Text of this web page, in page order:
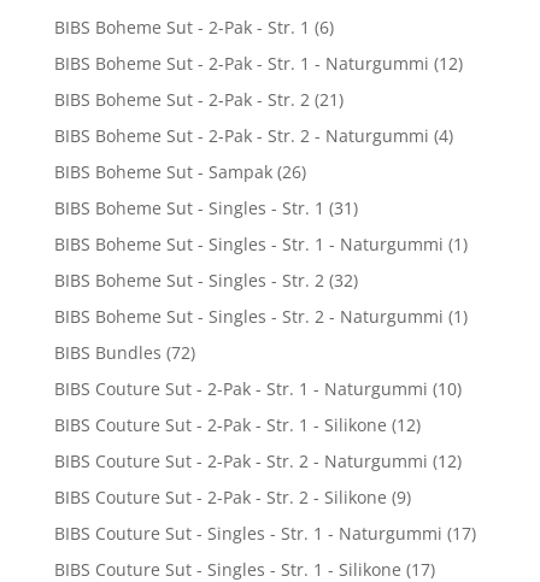
BIBS Boheme Sut - 2-Pak - Str. 1 (6)
BIBS Boheme Sut - 2-Pak - Str. 1 - Naturgummi (12)
BIBS Boheme Sut - 2-Pak - Str. 2 (21)
BIBS Boheme Sut - 2-Pak - Str. 2 - Naturgummi (4)
BIBS Boheme Sut - Sampak (26)
BIBS Boheme Sut - Singles - Str. 1 (31)
BIBS Boheme Sut - Singles - Str. 1 - Naturgummi (1)
BIBS Boheme Sut - Singles - Str. 2 (32)
BIBS Boheme Sut - Singles - Str. 2 - Naturgummi (1)
BIBS Bundles (72)
BIBS Couture Sut - 2-Pak - Str. 1 - Naturgummi (10)
BIBS Couture Sut - 2-Pak - Str. 1 - Silikone (12)
BIBS Couture Sut - 2-Pak - Str. 2 - Naturgummi (12)
BIBS Couture Sut - 2-Pak - Str. 2 - Silikone (9)
BIBS Couture Sut - Singles - Str. 1 - Naturgummi (17)
BIBS Couture Sut - Singles - Str. 1 - Silikone (17)